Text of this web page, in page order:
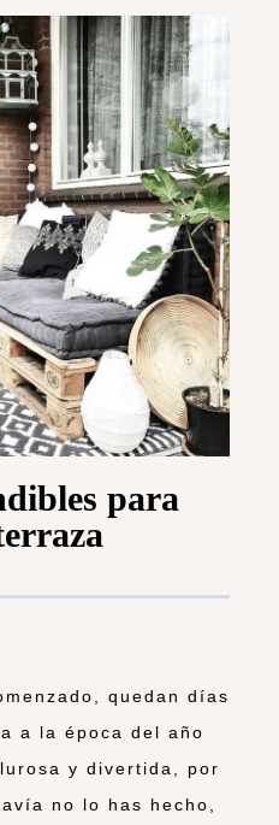
para
quedan días
a la época del año
y divertida, por
no lo has hecho,